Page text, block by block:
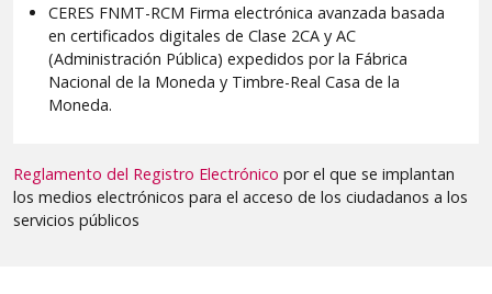
CERES FNMT-RCM Firma electrónica avanzada basada
en certificados digitales de Clase 2CA y AC
(Administración Pública) expedidos por la Fábrica
Nacional de la Moneda y Timbre-Real Casa de la
Moneda.
Reglamento del Registro Electrónico por el que se implantan
los medios electrónicos para el acceso de los ciudadanos a los
servicios públicos